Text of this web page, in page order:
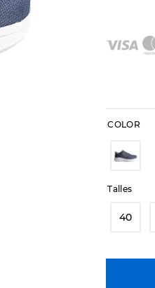
COLOR
Talles
40